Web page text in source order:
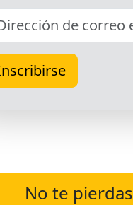
No te